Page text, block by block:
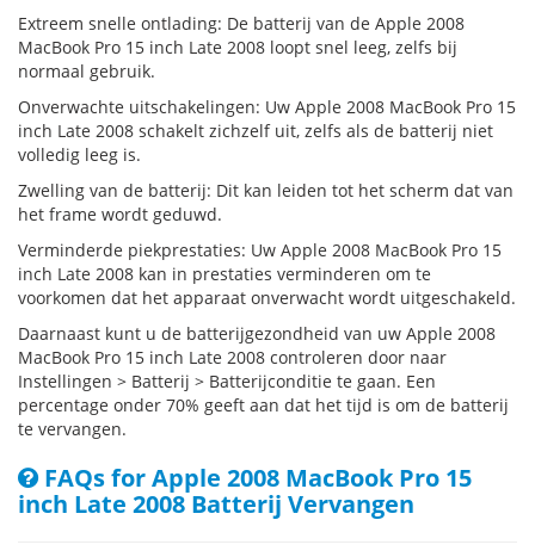
Extreem snelle ontlading: De batterij van de Apple 2008
MacBook Pro 15 inch Late 2008 loopt snel leeg, zelfs bij
normaal gebruik.
Onverwachte uitschakelingen: Uw Apple 2008 MacBook Pro 15
inch Late 2008 schakelt zichzelf uit, zelfs als de batterij niet
volledig leeg is.
Zwelling van de batterij: Dit kan leiden tot het scherm dat van
het frame wordt geduwd.
Verminderde piekprestaties: Uw Apple 2008 MacBook Pro 15
inch Late 2008 kan in prestaties verminderen om te
voorkomen dat het apparaat onverwacht wordt uitgeschakeld.
Daarnaast kunt u de batterijgezondheid van uw Apple 2008
MacBook Pro 15 inch Late 2008 controleren door naar
Instellingen > Batterij > Batterijconditie te gaan. Een
percentage onder 70% geeft aan dat het tijd is om de batterij
te vervangen.
FAQs for Apple 2008 MacBook Pro 15
inch Late 2008 Batterij Vervangen